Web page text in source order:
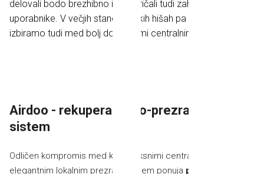
delovali bodo brezhibno in prepričali tudi zahtevnejše
uporabnike. V večjih stanovanjskih hišah pa vedno lahko
izbiramo tudi med bolj dovršenimi centralnimi sistemi.
Airdoo - rekuperacijsko-prezračevalni
sistem
Odličen kompromis med kompleksnimi centralnimi sistemi in
elegantnim lokalnim prezračevanjem ponuja prezračevalni